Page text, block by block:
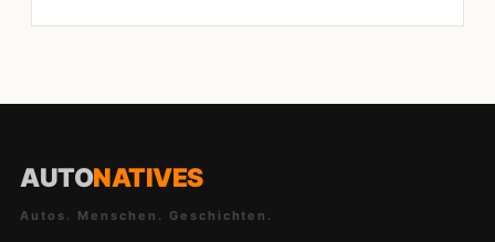
AUTONATIVES
Autos. Menschen. Geschichten.